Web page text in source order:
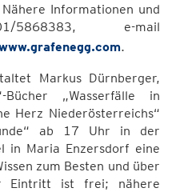
Informationen und
e-mail
.
Markus Dürnberger,
Bücher „Wasserfälle in
Herz Niederösterreichs“
ab 17 Uhr in der
in Maria Enzersdorf eine
zum Besten und über
Eintritt ist frei; nähere